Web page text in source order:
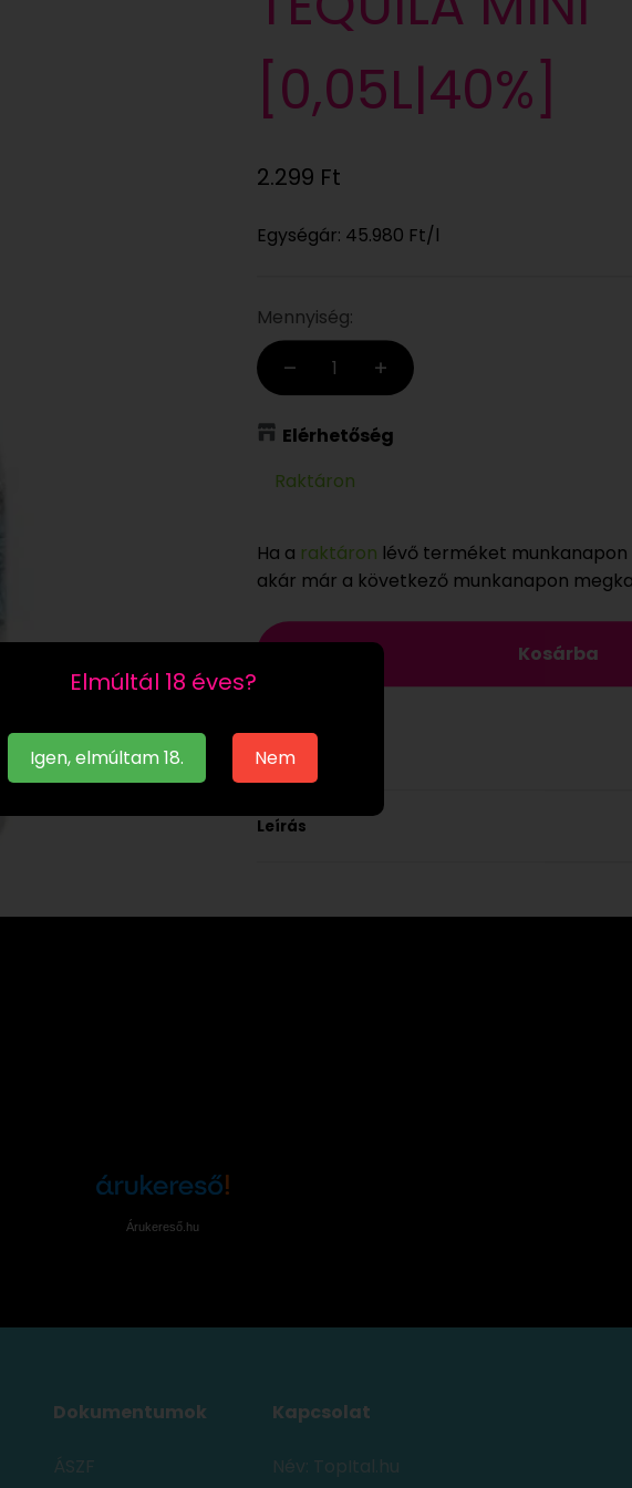
Elmúltál 18 éves?
Igen, elmúltam 18. Nem
[0,05L|40%]
Eladási ár
2.299 Ft
Egységár: 45.980 Ft/l
Mennyiség:
Elérhetőség
Raktáron
Ha a raktáron lévő terméket munkanapon
akár már a következő munkanapon
Kosárba
Leírás
Árukereső.hu
Dokumentumok
ÁSZF
Kapcsolat
Név: TopItal.hu